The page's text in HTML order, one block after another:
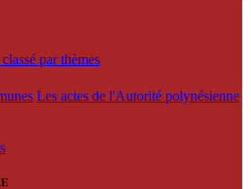
par thèmes
Les actes de l'Autorité polynésienne